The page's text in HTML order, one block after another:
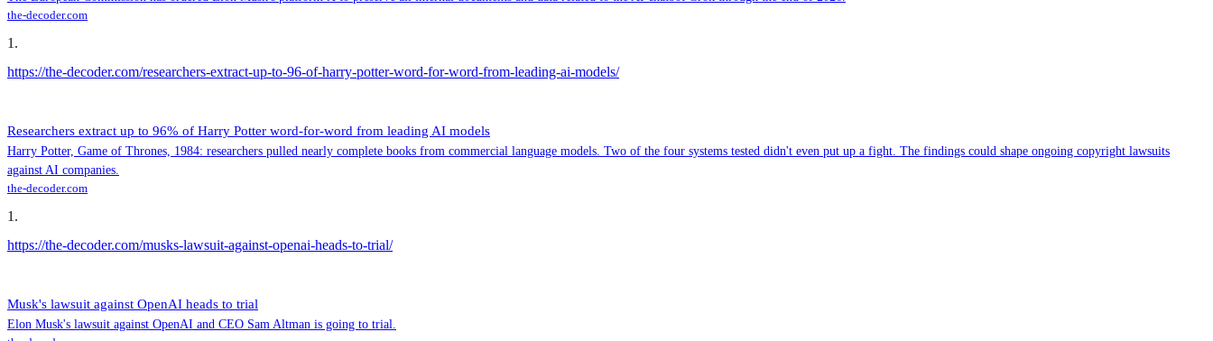
the-decoder.com
1 .
https://the-decoder.com/researchers-extract-up-to-96-of-harry-potter-word-for-word-from-leading-ai-models/
Researchers extract up to 96% of Harry Potter word-for-word from leading AI models
Harry Potter, Game of Thrones, 1984: researchers pulled nearly complete books from commercial language models. Two of the four systems tested didn't even put up a fight. The findings could shape ongoing copyright lawsuits
against AI companies.
the-decoder.com
1 .
https://the-decoder.com/musks-lawsuit-against-openai-heads-to-trial/
Musk's lawsuit against OpenAI heads to trial
Elon Musk's lawsuit against OpenAI and CEO Sam Altman is going to trial.